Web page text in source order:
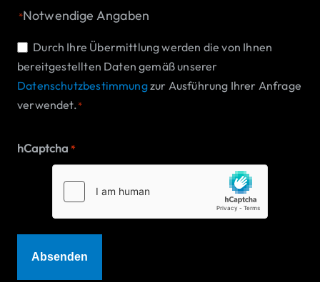
*Notwendige Angaben
Einwilligung
*
Durch Ihre Übermittlung werden die von Ihnen
bereitgestellten Daten gemäß unserer
Datenschutzbestimmungzur Ausführung Ihrer Anfrage
verwendet.*
hCaptcha *